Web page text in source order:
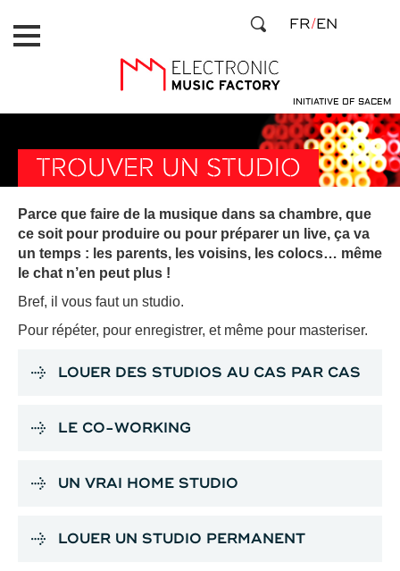
au
contenu
INITIATIVE OF SACEM
FR EN
TROUVER UN STUDIO
Parce que faire de la musique dans sa chambre, que
ce soit pour produire ou pour préparer un live, ça va
un temps : les parents, les voisins, les colocs… même
le chat n’en peut plus !
Bref, il vous faut un studio.
Pour répéter, pour enregistrer, et même pour masteriser.
LOUER DES STUDIOS AU CAS PAR CAS
LE CO-WORKING
UN VRAI HOME STUDIO
LOUER UN STUDIO PERMANENT